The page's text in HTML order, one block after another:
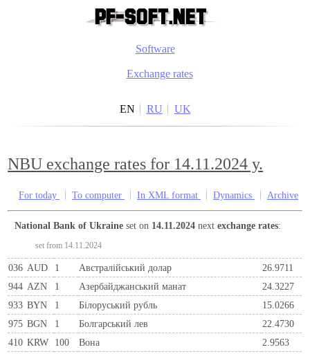
Software
Exchange rates
EN RU UK
NBU exchange rates for 14.11.2024 y.
For today To computer In XML format Dynamics Archive
National Bank of Ukraine set on 14.11.2024 nextexchange rates:
set from 14.11.2024
036 AUD 1 Австралійський долар
26.9711
944 AZN 1 Азербайджанський манат
24.3227
933 BYN 1 Бiлоруський рубль
15.0266
975 BGN 1 Болгарський лев
22.4730
410 KRW 100 Вона
2.9563